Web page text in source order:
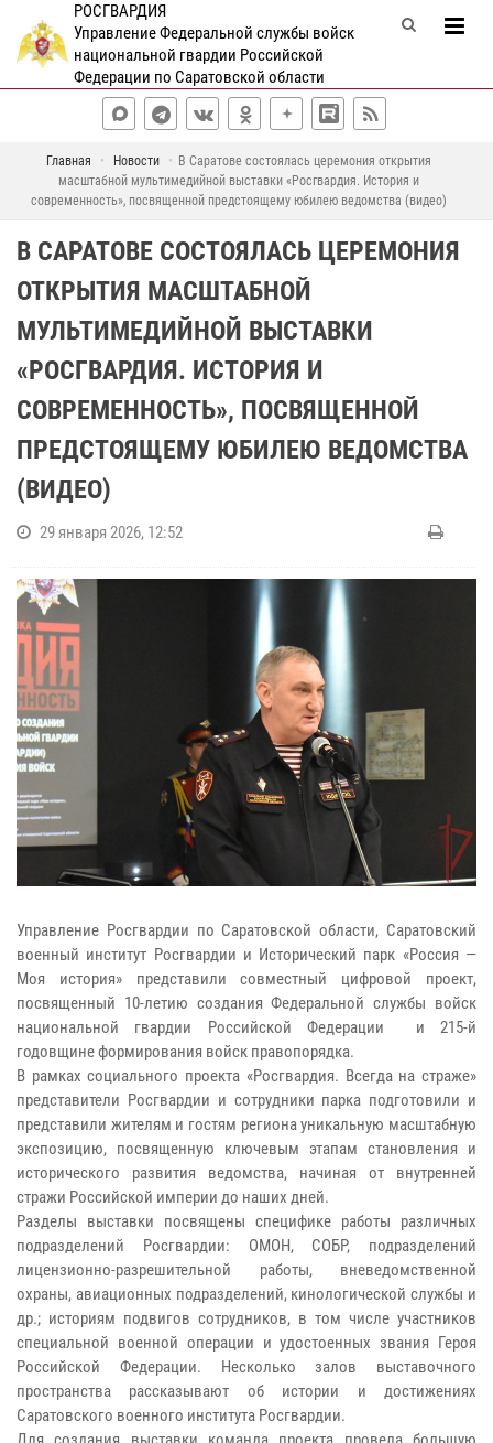
РОСГВАРДИЯ
Управление Федеральной службы войск
национальной гвардии Российской
Федерации по Саратовской области
Главная Новости
В Саратове состоялась церемония открытия
масштабной мультимедийной выставки «Росгвардия. История и
современность», посвященной предстоящему юбилею ведомства (видео)
В САРАТОВЕ СОСТОЯЛАСЬ ЦЕРЕМОНИЯ
ОТКРЫТИЯ МАСШТАБНОЙ
МУЛЬТИМЕДИЙНОЙ ВЫСТАВКИ
«РОСГВАРДИЯ. ИСТОРИЯ И
СОВРЕМЕННОСТЬ», ПОСВЯЩЕННОЙ
ПРЕДСТОЯЩЕМУ ЮБИЛЕЮ ВЕДОМСТВА
(ВИДЕО)
29 января 2026, 12:52
Управление Росгвардии по Саратовской области, Саратовский
военный институт Росгвардии и Исторический парк «Россия —
Моя история» представили совместный цифровой проект,
посвященный 10-летию создания Федеральной службы войск
национальной гвардии Российской Федерации и 215-й
годовщине формирования войск правопорядка.
В рамках социального проекта «Росгвардия. Всегда на страже»
представители Росгвардии и сотрудники парка подготовили и
представили жителям и гостям региона уникальную масштабную
экспозицию, посвященную ключевым этапам становления и
исторического развития ведомства, начиная от внутренней
стражи Российской империи до наших дней.
Разделы выставки посвящены специфике работы различных
подразделений Росгвардии: ОМОН, СОБР, подразделений
лицензионно-разрешительной работы, вневедомственной
охраны, авиационных подразделений, кинологической службы и
др.; историям подвигов сотрудников, в том числе участников
специальной военной операции и удостоенных звания Героя
Российской Федерации. Несколько залов выставочного
пространства рассказывают об истории и достижениях
Саратовского военного института Росгвардии.